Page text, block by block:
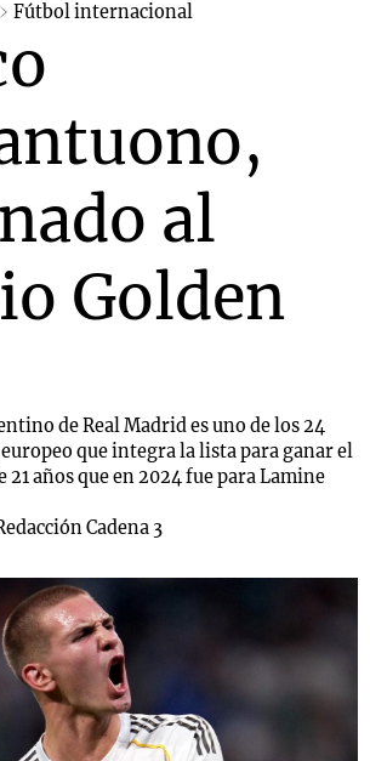
Fútbol internacional
al
Golden
de Real Madrid es uno de los 24
que integra la lista para ganar el
años que en 2024 fue para Lamine
Cadena 3